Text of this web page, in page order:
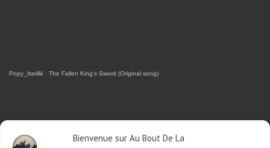
Bienvenue sur Au Bout De La
Popy_Itarillë · The Fallen King's Sword (Original song)
RETROUVEZ-MOI SUR FACEBOOK